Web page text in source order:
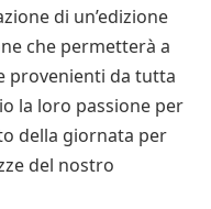
di un’edizione
che permetterà a
provenienti da tutta
la loro passione per
della giornata per
del nostro